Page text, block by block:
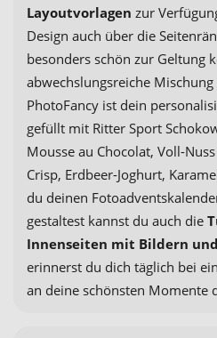
Layoutvorlagen zur
Design auch über die
besonders schön zur Geltung
abwechslungsreiche
PhotoFancy ist dein
gefüllt mit Ritter Sport
Mousse au Chocolat, Voll-
Crisp, Erdbeer-Joghurt,
du deinen
gestaltest kannst du auch die
Innenseiten mit Bildern
erinnerst du dich täglich bei
an deine schönsten Momente